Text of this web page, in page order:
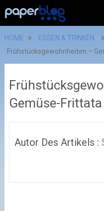
HOME
ESSEN & TRINKEN
Frühstücksgewohnheiten –
Gemüse-Frittata
Autor Des Artikels :